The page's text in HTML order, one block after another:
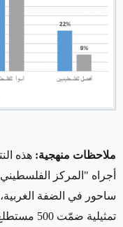
ملاحظات منهجية: هذه
أجراه "المركز
ساحور في الضفة